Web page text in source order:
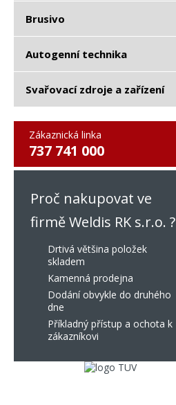
Brusivo
Autogenní technika
Svařovací zdroje a zařízení
Zákaznická linka
737 741 000
Proč nakupovat ve
firmě Weldis RK s.r.o. ?
Drtivá většina položek
skladem
Kamenná prodejna
Dodání obvykle do druhého
dne
Příkladný přístup a ochota k
zákazníkovi